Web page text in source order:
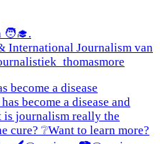
🧑‍🎓.
International Journalism van
become a disease